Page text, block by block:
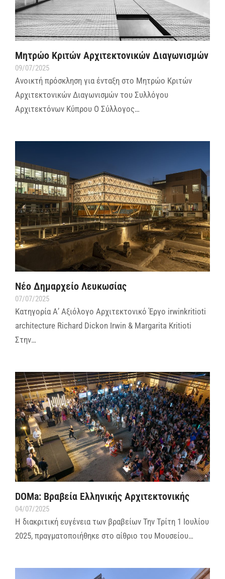
Μητρώο Κριτών Αρχιτεκτονικών Διαγωνισμών
09/07/2025
Ανοικτή πρόσκληση για ένταξη στο Μητρώο Κριτών
Αρχιτεκτονικών Διαγωνισμών του Συλλόγου
Αρχιτεκτόνων Κύπρου Ο Σύλλογος…
Νέο Δημαρχείο Λευκωσίας
07/07/2025
Κατηγορία Α’ Αξιόλογο Αρχιτεκτονικό Έργο irwinkritioti
architecture Richard Dickon Irwin & Margarita Kritioti
Στην…
DOMa: Βραβεία Ελληνικής Αρχιτεκτονικής
04/07/2025
Η διακριτική ευγένεια των βραβείων Την Τρίτη 1 Ιουλίου
2025, πραγματοποιήθηκε στο αίθριο του Μουσείου…